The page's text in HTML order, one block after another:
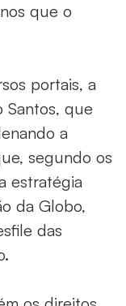
que o
portais, a
Santos, que
a
segundo os
estratégia
da Globo,
das